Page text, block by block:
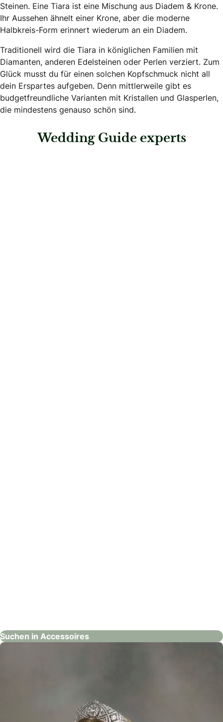
Steinen. Eine Tiara ist eine Mischung aus Diadem & Krone.
Ihr Aussehen ähnelt einer Krone, aber die moderne
Halbkreis-Form erinnert wiederum an ein Diadem.
Traditionell wird die Tiara in königlichen Familien mit
Diamanten, anderen Edelsteinen oder Perlen verziert. Zum
Glück musst du für einen solchen Kopfschmuck nicht all
dein Erspartes aufgeben. Denn mittlerweile gibt es
budgetfreundliche Varianten mit Kristallen und Glasperlen,
die mindestens genauso schön sind.
Wedding Guide experts
Suchen in Accessoires